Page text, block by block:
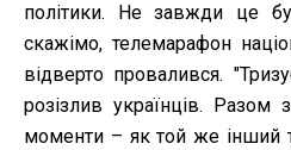
політики. Не завжди це
скажімо, телемарафон
відверто провалився.
розізлив українців. Разом
моменти – як той же інший